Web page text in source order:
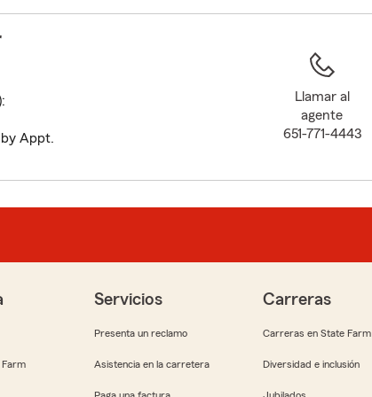
by Appt.
Llamar al
agente
651-771-4443
Servicios
Presenta un reclamo
Asistencia en la carretera
Carreras
Carreras en State Farm
Diversidad e inclusión